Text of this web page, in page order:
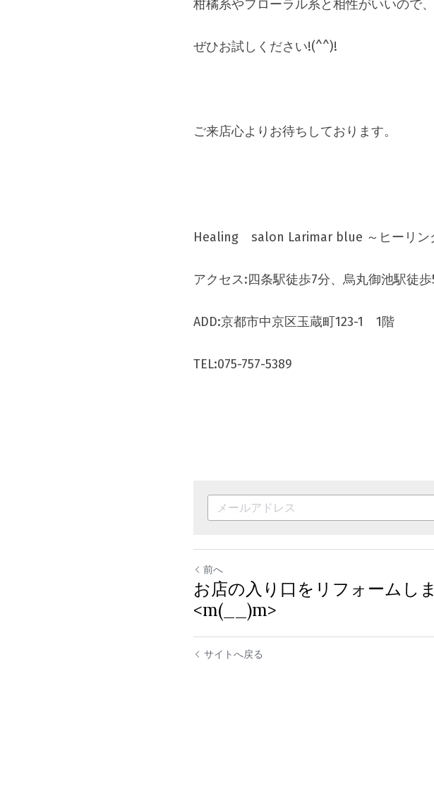
柑橘系やフローラル系と相性がいいので、
ぜひお試しください!(^^)!
ご来店心よりお待ちしております。
Healing　salon Larimar blue ～ヒーリン
アクセス:四条駅徒歩7分、烏丸御池駅徒歩
ADD:京都市中京区玉蔵町123-1　1階
TEL:075-757-5389
前へ
お店の入り口をリフォームし
<m(__)m>
サイトへ戻る